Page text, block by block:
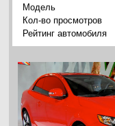
Модель
Кол-во просмотров
Рейтинг автомобиля